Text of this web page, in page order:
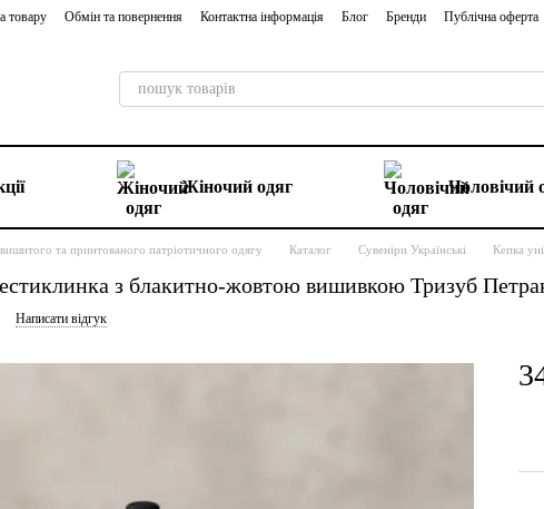
товару Обмін та повернення Контактна інформація Блог Бренди Публічна оферта
Жіночий одяг Чоловічий
та принтованого патріотичного одягу Каталог Сувеніри Українські Кепка
з блакитно-жовтою вишивкою Тризуб
Написати відгук